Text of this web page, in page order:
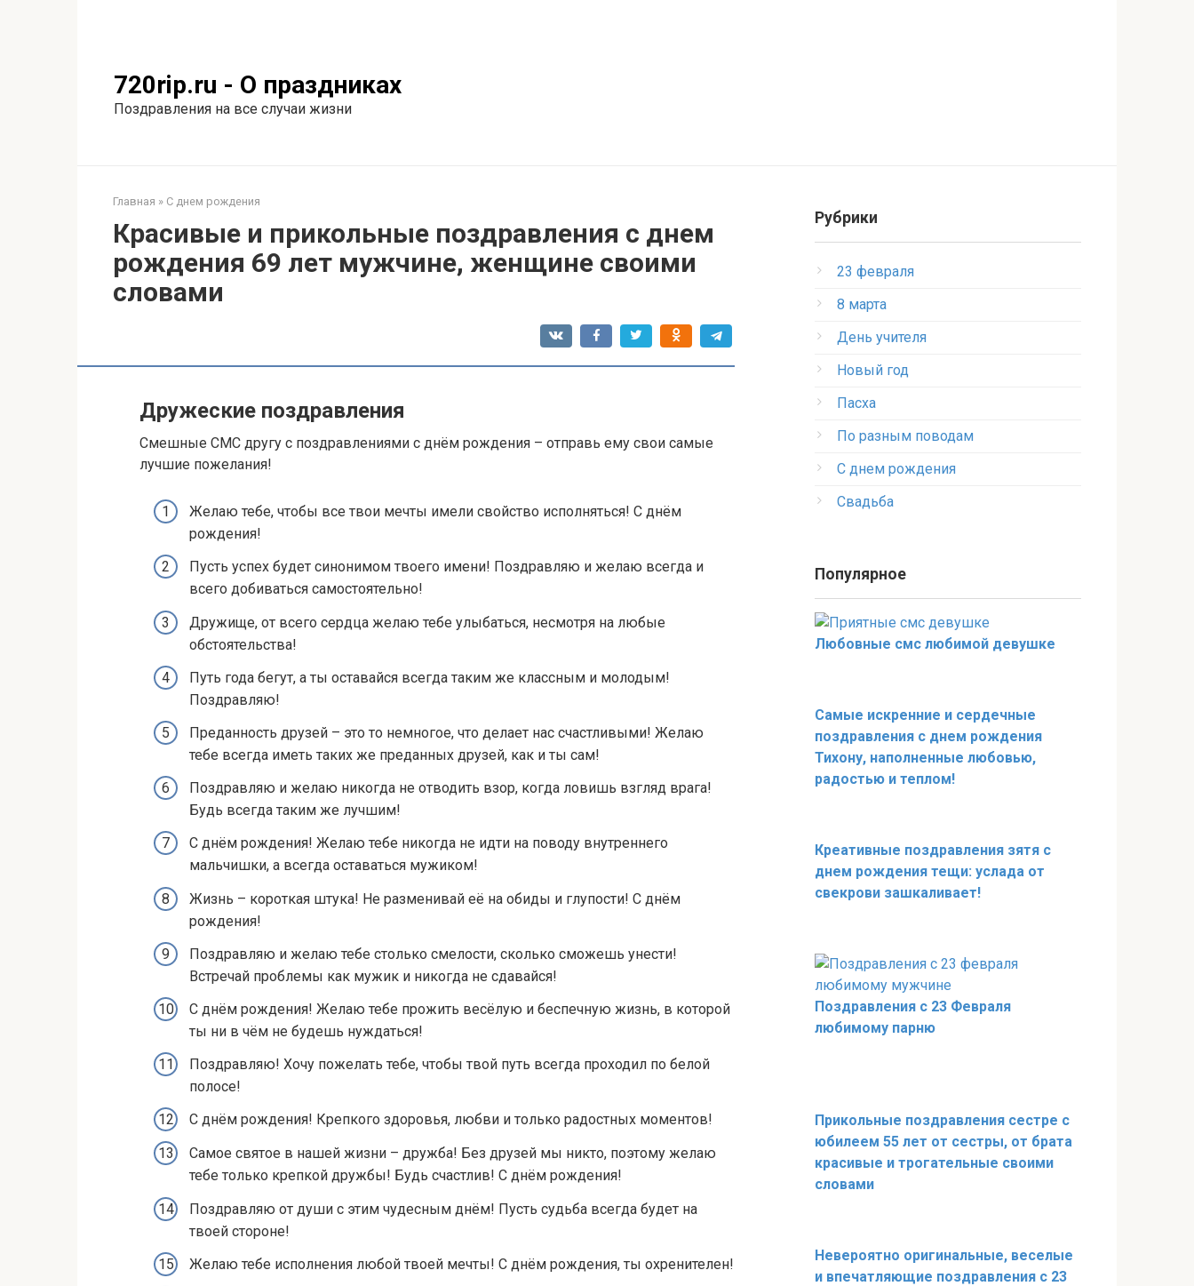
720rip.ru - О праздниках
Поздравления на все случаи жизни
Главная » С днем рождения
Красивые и прикольные поздравления с днем
рождения 69 лет мужчине, женщине своими
словами
Дружеские поздравления
Смешные СМС другу с поздравлениями с днём рождения – отправь ему свои самые
лучшие пожелания!
Желаю тебе, чтобы все твои мечты имели свойство исполняться! С днём
рождения!
Пусть успех будет синонимом твоего имени! Поздравляю и желаю всегда и
всего добиваться самостоятельно!
Дружище, от всего сердца желаю тебе улыбаться, несмотря на любые
обстоятельства!
Путь года бегут, а ты оставайся всегда таким же классным и молодым!
Поздравляю!
Преданность друзей – это то немногое, что делает нас счастливыми! Желаю
тебе всегда иметь таких же преданных друзей, как и ты сам!
Поздравляю и желаю никогда не отводить взор, когда ловишь взгляд врага!
Будь всегда таким же лучшим!
С днём рождения! Желаю тебе никогда не идти на поводу внутреннего
мальчишки, а всегда оставаться мужиком!
Жизнь – короткая штука! Не разменивай её на обиды и глупости! С днём
рождения!
Поздравляю и желаю тебе столько смелости, сколько сможешь унести!
Встречай проблемы как мужик и никогда не сдавайся!
С днём рождения! Желаю тебе прожить весёлую и беспечную жизнь, в которой
ты ни в чём не будешь нуждаться!
Поздравляю! Хочу пожелать тебе, чтобы твой путь всегда проходил по белой
полосе!
С днём рождения! Крепкого здоровья, любви и только радостных моментов!
Самое святое в нашей жизни – дружба! Без друзей мы никто, поэтому желаю
тебе только крепкой дружбы! Будь счастлив! С днём рождения!
Поздравляю от души с этим чудесным днём! Пусть судьба всегда будет на
твоей стороне!
Желаю тебе исполнения любой твоей мечты! С днём рождения, ты охренителен!
Рубрики
23 февраля
8 марта
День учителя
Новый год
Пасха
По разным поводам
С днем рождения
Свадьба
Популярное
Любовные смс любимой девушке
Самые искренние и сердечные
поздравления с днем рождения
Тихону, наполненные любовью,
радостью и теплом!
Креативные поздравления зятя с
днем рождения тещи: услада от
свекрови зашкаливает!
Поздравления с 23 Февраля
любимому парню
Прикольные поздравления сестре с
юбилеем 55 лет от сестры, от брата
красивые и трогательные своими
словами
Невероятно оригинальные, веселые
и впечатляющие поздравления с 23